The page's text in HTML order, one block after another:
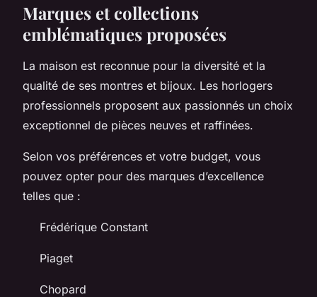
Marques et collections
emblématiques proposées
La maison est reconnue pour la diversité et la
qualité de ses montres et bijoux. Les horlogers
professionnels proposent aux passionnés un choix
exceptionnel de pièces neuves et raffinées.
Selon vos préférences et votre budget, vous
pouvez opter pour des marques d’excellence
telles que :
Frédérique Constant
Piaget
Chopard